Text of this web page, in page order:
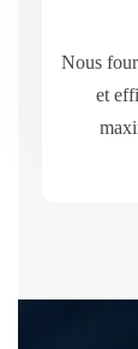
Nous
et